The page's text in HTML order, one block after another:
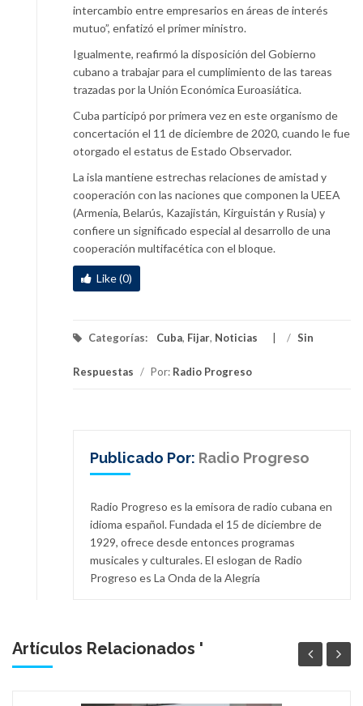
intercambio entre empresarios en áreas de interés
mutuo”, enfatizó el primer ministro.
Igualmente, reafirmó la disposición del Gobierno
cubano a trabajar para el cumplimiento de las tareas
trazadas por la Unión Económica Euroasiática.
Cuba participó por primera vez en este organismo de
concertación el 11 de diciembre de 2020, cuando le fue
otorgado el estatus de Estado Observador.
La isla mantiene estrechas relaciones de amistad y
cooperación con las naciones que componen la UEEA
(Armenia, Belarús, Kazajistán, Kirguistán y Rusia) y
confiere un significado especial al desarrollo de una
cooperación multifacética con el bloque.
Like (0)
Categorías: Cuba, Fijar, Noticias / Sin
Respuestas / Por: Radio Progreso
Publicado Por: Radio Progreso
Radio Progreso es la emisora de radio cubana en
idioma español. Fundada el 15 de diciembre de
1929, ofrece desde entonces programas
musicales y culturales. El eslogan de Radio
Progreso es La Onda de la Alegría
Artículos Relacionados '